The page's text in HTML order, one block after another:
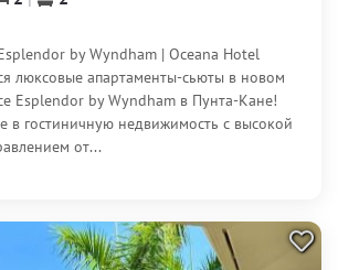
by Wyndham | Oceana Hotel
люксовые апартаменты-сьюты в новом
Esplendor by Wyndham в Пунта-Кане!
в гостиничную недвижимость с высокой
от...